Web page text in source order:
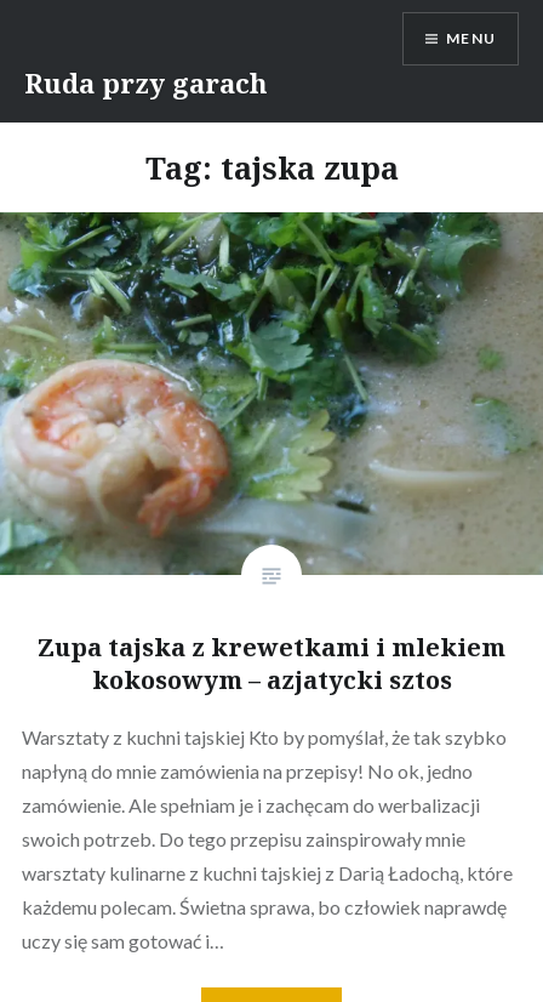
content
Ruda przy garach
MENU
Tag: tajska zupa
Zupa tajska z krewetkami i mlekiem
kokosowym – azjatycki sztos
Warsztaty z kuchni tajskiej Kto by pomyślał, że tak szybko
napłyną do mnie zamówienia na przepisy! No ok, jedno
zamówienie. Ale spełniam je i zachęcam do werbalizacji
swoich potrzeb. Do tego przepisu zainspirowały mnie
warsztaty kulinarne z kuchni tajskiej z Darią Ładochą, które
każdemu polecam. Świetna sprawa, bo człowiek naprawdę
uczy się sam gotować i…